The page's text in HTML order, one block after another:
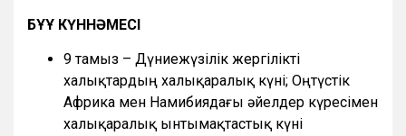
БҰҰ КҮННӘМЕСІ
9 тамыз – Дүниежүзілік жергілікті
халықтардың халықаралық күні; Оңтүстік
Африка мен Намибиядағы әйелдер күресімен
халықаралық ынтымақтастық күні